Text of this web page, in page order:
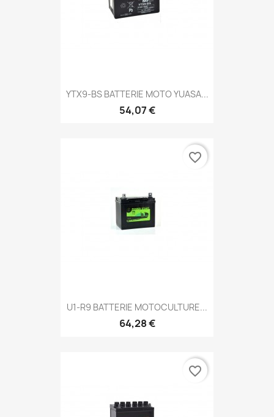
YTX9-BS BATTERIE MOTO YUASA...
54,07 €
U1-R9 BATTERIE MOTOCULTURE...
64,28 €
favorite_border
favorite_border